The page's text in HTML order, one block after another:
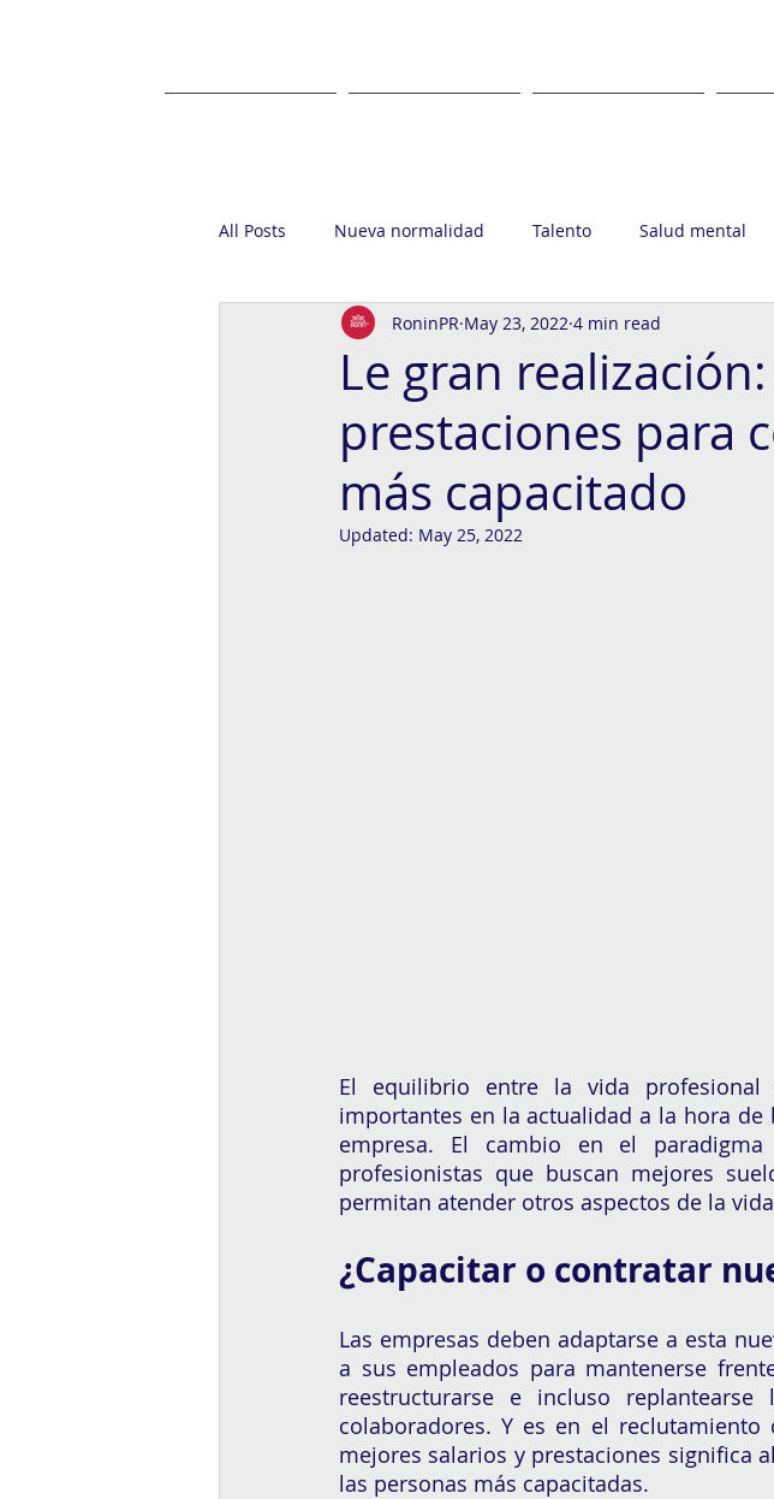
All Posts Nueva normalidad Talento Salud mental
Casa Ronin Grupo Ronin
Le gran
prestaciones para
más capacitado
RoninPR May 23, 2022 4 min read
Updated: May 25, 2022
El equilibrio entre la vida
importantes en la actualidad a la hora
empresa. El cambio en el
profesionistas que buscan mejores
permitan atender otros aspectos de la
¿Capacitar o contratar
Las empresas deben adaptarse a esta
a sus empleados para mantenerse
reestructurarse e incluso
colaboradores. Y es en el
mejores salarios y prestaciones significa
las personas más capacitadas.